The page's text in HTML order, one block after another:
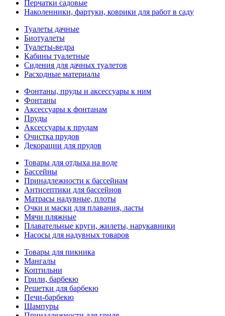
Перчатки садовые
Наколенники, фартуки, коврики для работ в саду
Туалеты дачные
Биотуалеты
Туалеты-ведра
Кабины туалетные
Сидения для дачных туалетов
Расходные материалы
Фонтаны, пруды и аксессуары к ним
Фонтаны
Аксессуары к фонтанам
Пруды
Аксессуары к прудам
Очистка прудов
Декорации для прудов
Товары для отдыха на воде
Бассейны
Принадлежности к бассейнам
Антисептики для бассейнов
Матраcы надувные, плоты
Очки и маски для плавания, ласты
Мячи пляжные
Плавательные круги, жилеты, нарукавники
Насосы для надувных товаров
Товары для пикника
Мангалы
Коптильни
Грили, барбекю
Решетки для барбекю
Печи-барбекю
Шампуры